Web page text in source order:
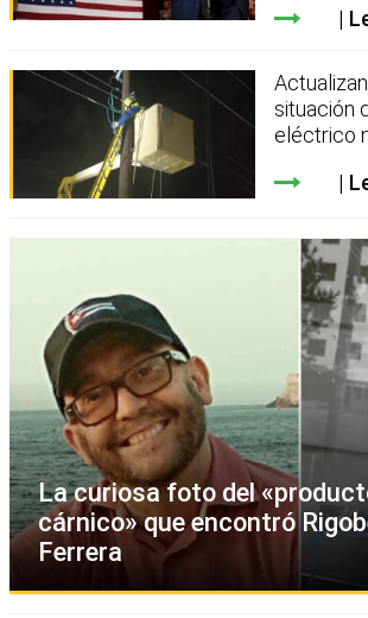
situación
eléctrico
La curiosa foto del
cárnico» que encontró
Ferrera